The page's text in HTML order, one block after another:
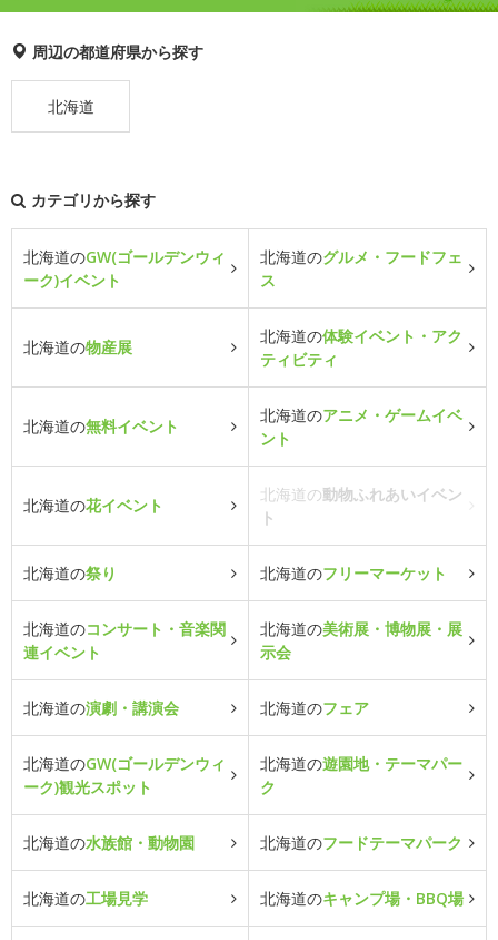
周辺の都道府県から探す
北海道
カテゴリから探す
北海道のGW(ゴールデンウィ
ーク)イベント
北海道のグルメ・フードフェ
ス
北海道の物産展
北海道の体験イベント・アク
ティビティ
北海道の無料イベント
北海道のアニメ・ゲームイベ
ント
北海道の花イベント
北海道の動物ふれあいイベン
ト
北海道の祭り 北海道のフリーマーケット
北海道のコンサート・音楽関
連イベント
北海道の美術展・博物展・展
示会
北海道の演劇・講演会 北海道のフェア
北海道のGW(ゴールデンウィ
ーク)観光スポット
北海道の遊園地・テーマパー
ク
北海道の水族館・動物園 北海道のフードテーマパーク
北海道の工場見学 北海道のキャンプ場・BBQ場